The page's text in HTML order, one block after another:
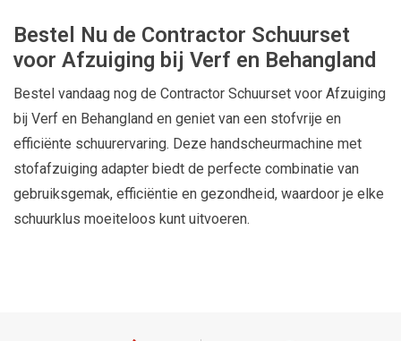
Bestel Nu de Contractor Schuurset
voor Afzuiging bij Verf en Behangland
Bestel vandaag nog de Contractor Schuurset voor Afzuiging
bij Verf en Behangland en geniet van een stofvrije en
efficiënte schuurervaring. Deze handscheurmachine met
stofafzuiging adapter biedt de perfecte combinatie van
gebruiksgemak, efficiëntie en gezondheid, waardoor je elke
schuurklus moeiteloos kunt uitvoeren.